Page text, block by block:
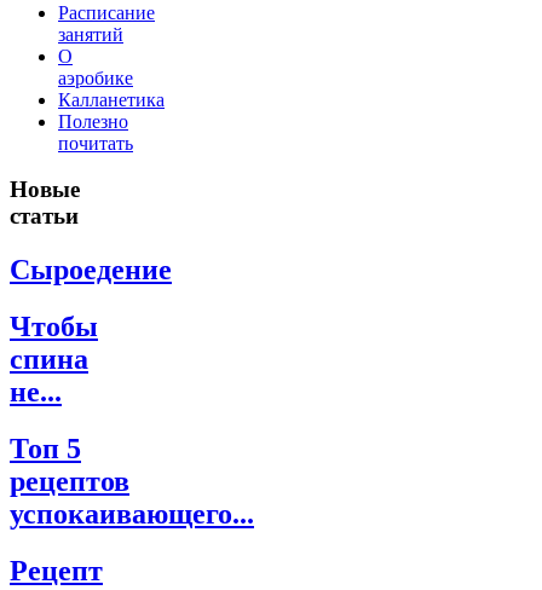
Расписание
занятий
О
аэробике
Калланетика
Полезно
почитать
Новые
статьи
Сыроедение
Чтобы
спина
не...
Топ 5
рецептов
успокаивающего...
Рецепт